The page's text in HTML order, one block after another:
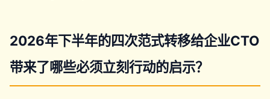
2026年下半年的四次范式转移给企业CTO
带来了哪些必须立刻行动的启示？